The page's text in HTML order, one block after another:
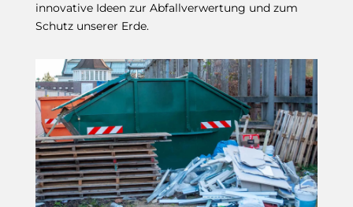
innovative Ideen zur Abfallverwertung und zum
Schutz unserer Erde.